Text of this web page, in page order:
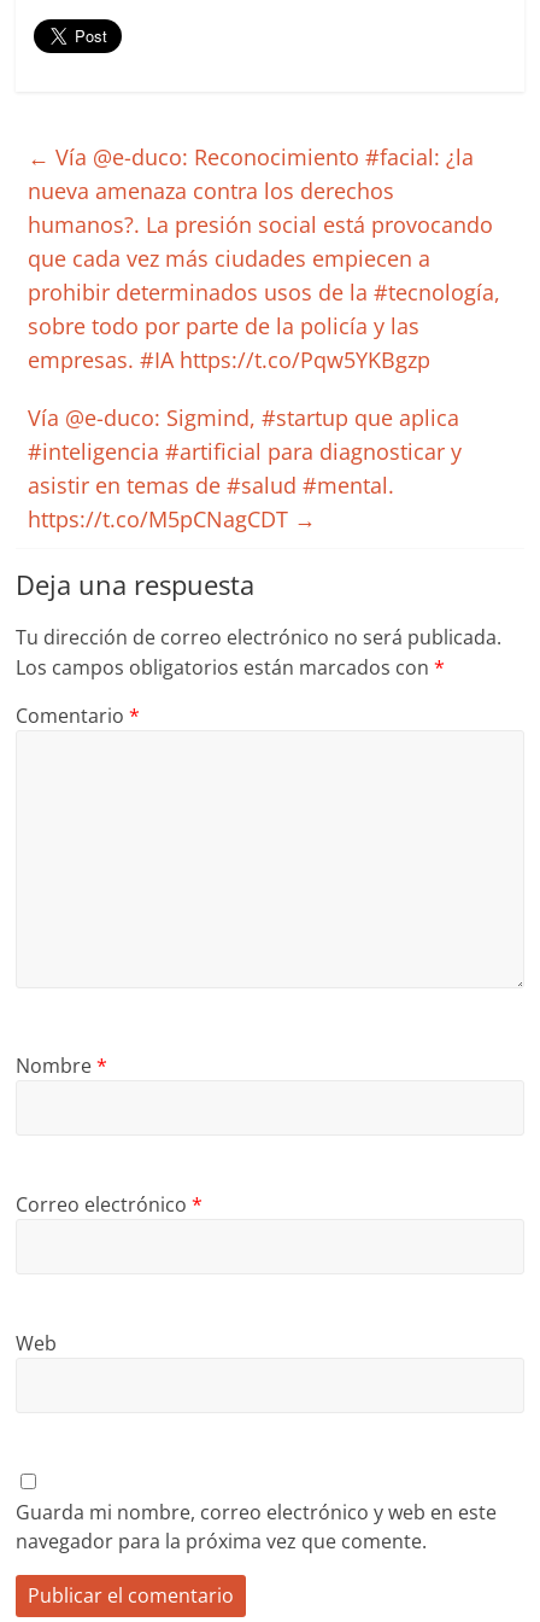
← Vía @e-duco: Reconocimiento #facial: ¿la
nueva amenaza contra los derechos
humanos?. La presión social está provocando
que cada vez más ciudades empiecen a
prohibir determinados usos de la #tecnología,
sobre todo por parte de la policía y las
empresas. #IA https://t.co/Pqw5YKBgzp
Vía @e-duco: Sigmind, #startup que aplica
#inteligencia #artificial para diagnosticar y
asistir en temas de #salud #mental.
https://t.co/M5pCNagCDT →
Deja una respuesta
Tu dirección de correo electrónico no será publicada.
Los campos obligatorios están marcados con*
Comentario*
Nombre*
Correo electrónico*
Web
Guarda mi nombre, correo electrónico y web en este
navegador para la próxima vez que comente.